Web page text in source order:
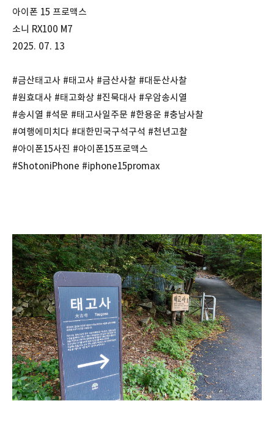
아이폰 15 프로맥스
소니 RX100 M7
2025. 07. 13
#금산태고사 #태고사 #금산사찰 #대둔산사찰
#원효대사 #태고화상 #진묵대사 #우암송시열
#송시열 #석문 #태고사일주문 #한용운 #충남사찰
#여행에미치다 #대한민국구석구석 #천년고찰
#아이폰15사진 #아이폰15프로맥스
#ShotoniPhone #i̇phone15promax